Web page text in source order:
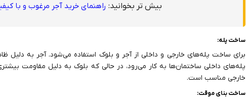
بیش تر بخوانید: راهنمای خرید آجر مرغوب و با
ساخت پله:
برای ساخت پله‌های خارجی و داخلی از آجر و بلوک استفاده می‌شود. آجر به دلیل
پله‌های داخلی ساختمان‌ها به کار می‌رود، در حالی که بلوک به دلیل مقاومت
خارجی مناسب است.
ساخت بنای موقت: